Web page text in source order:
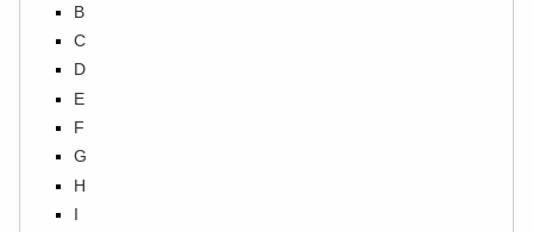
B
C
D
E
F
G
H
I